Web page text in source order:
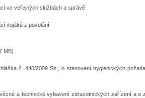
ve veřejných službách a správě
vojáků z povolání
MB)
č. 448/2009 Sb., o stanovení hygienických
a technické vybavení zdravotnických zařízení a o